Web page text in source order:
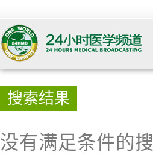
搜索结果
没有满足条件的搜